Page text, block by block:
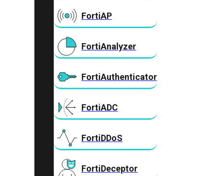
FortiAP
FortiAnalyzer
FortiAuthenticator
FortiADC
FortiDDoS
FortiDeceptor